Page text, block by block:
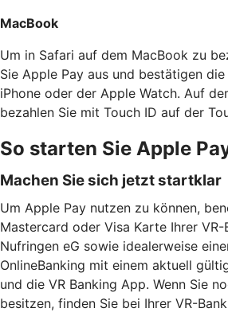
MacBook
Um in Safari auf dem MacBook zu
Sie Apple Pay aus und bestätigen
iPhone oder der Apple Watch. Auf
bezahlen Sie mit Touch ID auf der
So starten Sie Apple
Machen Sie sich jetzt startklar
Um Apple Pay nutzen zu können,
Mastercard oder Visa Karte Ihrer VR-
Nufringen eG sowie idealerweise
OnlineBanking mit einem aktuell
und die VR Banking App. Wenn Sie
besitzen, finden Sie bei Ihrer VR-